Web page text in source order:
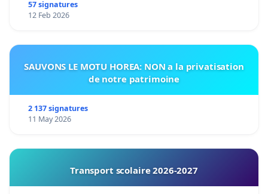
57 signatures
12 Feb 2026
SAUVONS LE MOTU HOREA: NON a la privatisation
de notre patrimoine
2 137 signatures
11 May 2026
Transport scolaire 2026-2027